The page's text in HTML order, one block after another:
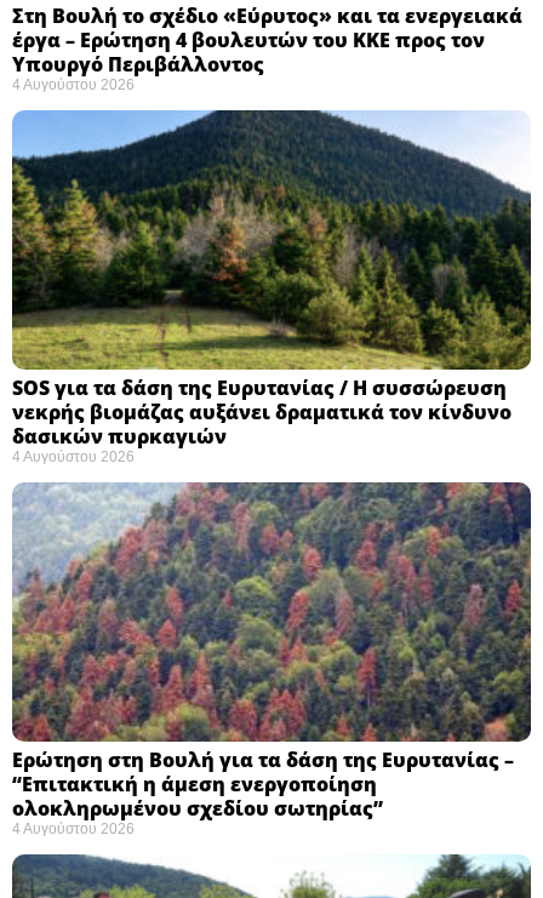
Στη Βουλή το σχέδιο «Εύρυτος» και τα ενεργειακά
έργα – Ερώτηση 4 βουλευτών του ΚΚΕ προς τον
Υπουργό Περιβάλλοντος
4 Αυγούστου 2026
SOS για τα δάση της Ευρυτανίας / Η συσσώρευση
νεκρής βιομάζας αυξάνει δραματικά τον κίνδυνο
δασικών πυρκαγιών
4 Αυγούστου 2026
Ερώτηση στη Βουλή για τα δάση της Ευρυτανίας –
“Eπιτακτική η άμεση ενεργοποίηση
ολοκληρωμένου σχεδίου σωτηρίας”
4 Αυγούστου 2026